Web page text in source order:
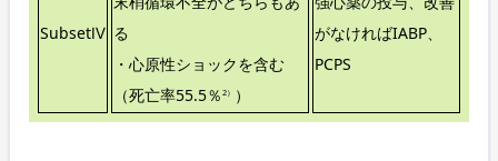
SubsetⅣ る
・心原性ショックを含む
（死亡率55.5％ 2） ）
がなければIABP、
PCPS